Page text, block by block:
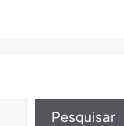
Pesquisar